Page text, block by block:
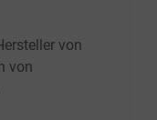
von
von